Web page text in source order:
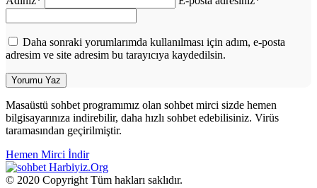
Daha sonraki yorumlarımda kullanılması için adım, e-posta
adresim ve site adresim bu tarayıcıya kaydedilsin.
Masaüstü sohbet programımız olan sohbet mirci sizde hemen
bilgisayarınıza indirebilir, daha hızlı sohbet edebilisiniz. Virüs
taramasından geçirilmiştir.
Hemen Mirci İndir
Harbiyiz.Org
© 2020 Copyright Tüm hakları saklıdır.